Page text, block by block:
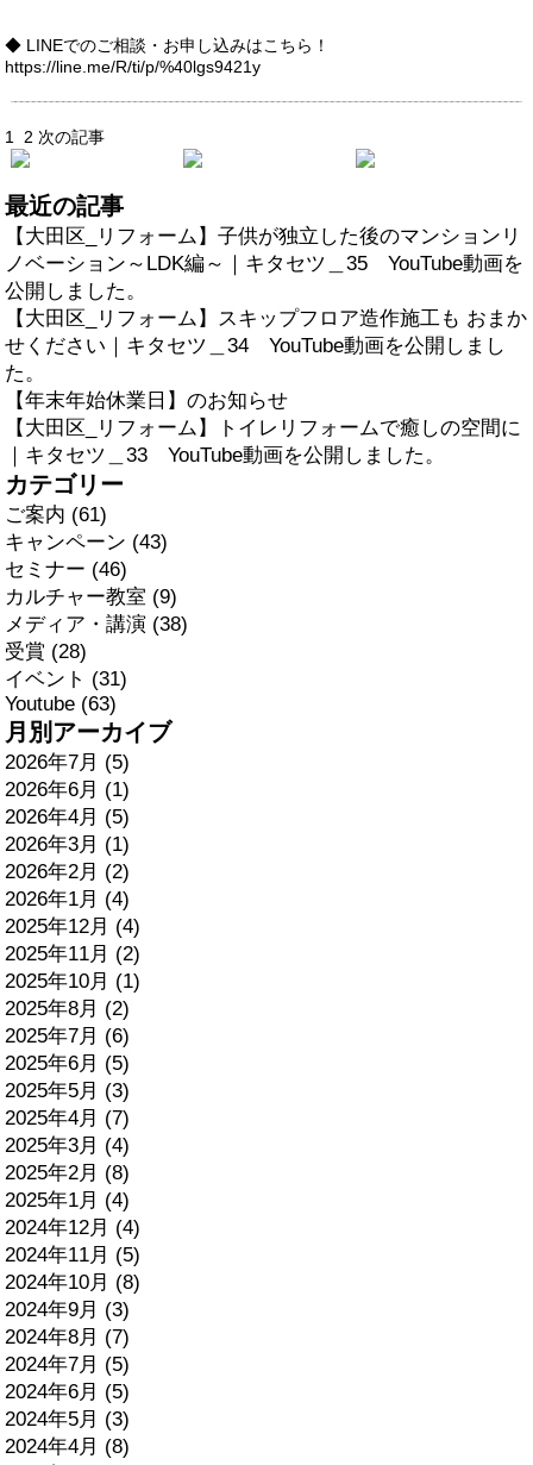
◆ LINEでのご相談・お申し込みはこちら！
https://line.me/R/ti/p/%40lgs9421y
1 2 次の記事
最近の記事
【大田区_リフォーム】子供が独立した後のマンションリ
ノベーション～LDK編～｜キタセツ＿35 YouTube動画を
公開しました。
【大田区_リフォーム】スキップフロア造作施工も おまか
せください｜キタセツ＿34 YouTube動画を公開しまし
た。
【年末年始休業日】のお知らせ
【大田区_リフォーム】トイレリフォームで癒しの空間に
｜キタセツ＿33 YouTube動画を公開しました。
カテゴリー
ご案内 (61)
キャンペーン (43)
セミナー (46)
カルチャー教室 (9)
メディア・講演 (38)
受賞 (28)
イベント (31)
Youtube (63)
月別アーカイブ
2026年7月 (5)
2026年6月 (1)
2026年4月 (5)
2026年3月 (1)
2026年2月 (2)
2026年1月 (4)
2025年12月 (4)
2025年11月 (2)
2025年10月 (1)
2025年8月 (2)
2025年7月 (6)
2025年6月 (5)
2025年5月 (3)
2025年4月 (7)
2025年3月 (4)
2025年2月 (8)
2025年1月 (4)
2024年12月 (4)
2024年11月 (5)
2024年10月 (8)
2024年9月 (3)
2024年8月 (7)
2024年7月 (5)
2024年6月 (5)
2024年5月 (3)
2024年4月 (8)